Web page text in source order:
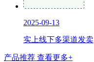
2025-09-13
实上线下多渠道发卖
产品推荐 查看更多+